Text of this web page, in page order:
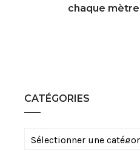
chaque
CATÉGORIES
Catégories